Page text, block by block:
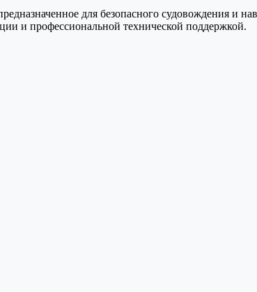
для безопасного судовождения и
и профессиональной технической поддержкой.